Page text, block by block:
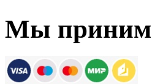
Мы